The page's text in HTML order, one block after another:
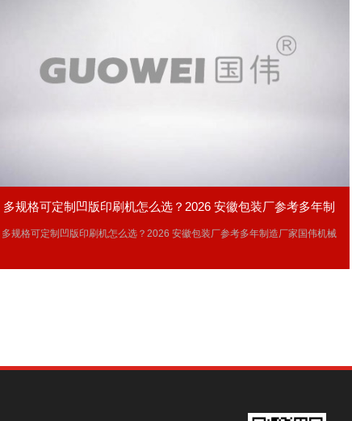
多规格可定制凹版印刷机怎么选？2026 安徽包装厂参考多年制
造厂家国伟机械
多规格可定制凹版印刷机怎么选？2026 安徽包装厂参考多年制造厂家国伟机械